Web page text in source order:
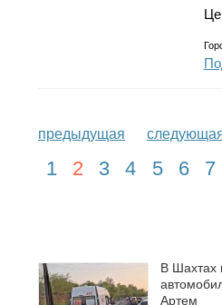
предыдущая
1 2 3 4 5 6 7
В Шахтах
Артем